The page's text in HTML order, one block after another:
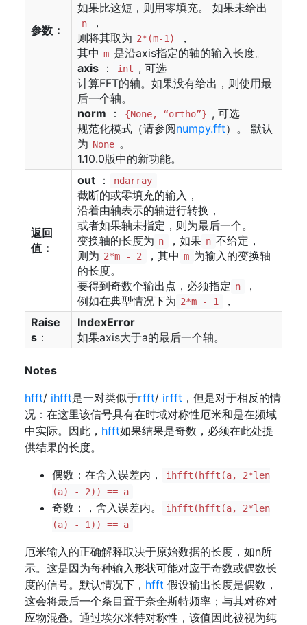
参数：
如果比这短，则用零填充。 如果未给出
n
，
则将其取为 2*(m-1)
，
其中 m 是沿axis指定的轴的输入长度。
axis ： int , 可选
计算FFT的轴。如果没有给出，则使用最
后一个轴。
norm ： {None, “ortho”} , 可选
规范化模式（请参阅numpy.fft）。 默认
为 None 。
1.10.0版中的新功能。
返回
值：
out ： ndarray
截断的或零填充的输入，
沿着由轴表示的轴进行转换，
或者如果轴未指定，则为最后一个。
变换轴的长度为 n ，如果 n 不给定，
则为 2*m - 2 ，其中 m 为输入的变换轴
的长度。
要得到奇数个输出点，必须指定 n
，
例如在典型情况下为 2*m - 1
，
Raise
s ：
IndexError
如果axis大于a的最后一个轴。
Notes
hfft/ ihfft是一对类似于rfft/ irfft ，但是对于相反的情
况：在这里该信号具有在时域对称性厄米和是在频域
中实际。因此， hfft如果结果是奇数，必须在此处提
供结果的长度。
偶数：在舍入误差内，
ihfft(hfft(a, 2*len
(a) - 2)) == a
奇数：，舍入误差内。
ihfft(hfft(a, 2*len
(a) - 1)) == a
厄米输入的正确解释取决于原始数据的长度，如n所
示。这是因为每种输入形状可能对应于奇数或偶数长
度的信号。默认情况下， hfft 假设输出长度是偶数，
这会将最后一个条目置于奈奎斯特频率；与其对称对
应物混叠。通过埃尔米特对称性，该值因此被视为纯